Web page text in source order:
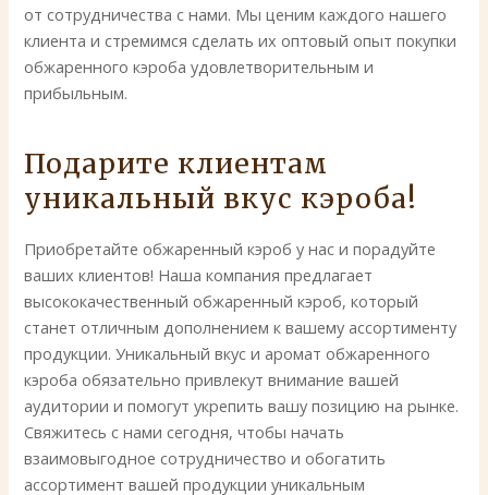
от сотрудничества с нами. Мы ценим каждого нашего
клиента и стремимся сделать их оптовый опыт покупки
обжаренного кэроба удовлетворительным и
прибыльным.
Подарите клиентам
уникальный вкус кэроба!
Приобретайте обжаренный кэроб у нас и порадуйте
ваших клиентов! Наша компания предлагает
высококачественный обжаренный кэроб, который
станет отличным дополнением к вашему ассортименту
продукции. Уникальный вкус и аромат обжаренного
кэроба обязательно привлекут внимание вашей
аудитории и помогут укрепить вашу позицию на рынке.
Свяжитесь с нами сегодня, чтобы начать
взаимовыгодное сотрудничество и обогатить
ассортимент вашей продукции уникальным